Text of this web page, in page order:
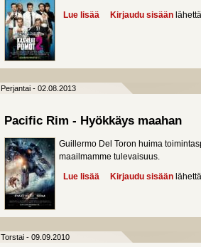
Lue lisää about Kaameat pomot 2
Kirjaudu sisään
Perjantai - 02.08.2013
Pacific Rim - Hyökkäys maahan
Guillermo Del Toron huima
maailmamme tulevaisuus.
Lue lisää about Pacific Rim -
Kirjaudu sisään
Torstai - 09.09.2010